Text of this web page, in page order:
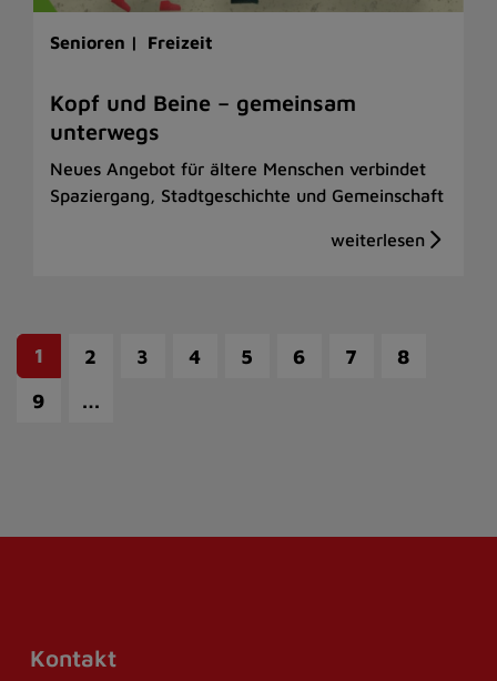
Senioren | Freizeit
Kopf und Beine – gemeinsam
unterwegs
Neues Angebot für ältere Menschen verbindet
Spaziergang, Stadtgeschichte und Gemeinschaft
1 2 3 4 5 6 7
8
9
…
Kontakt